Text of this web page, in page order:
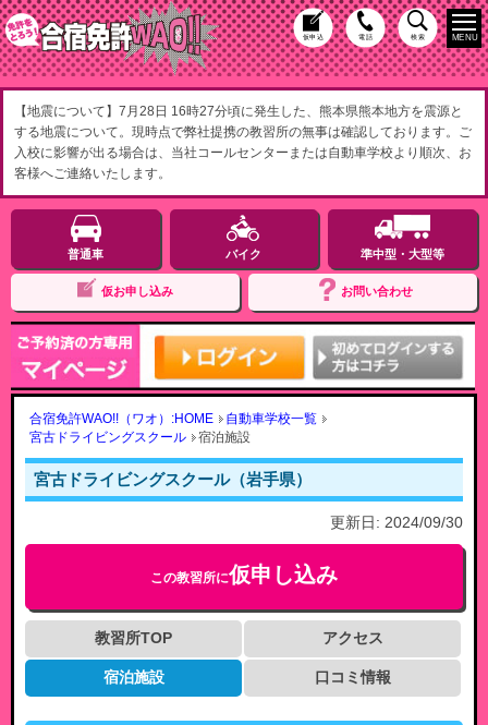
仮申込 電話 検索
【地震について】7月28日 16時27分頃に発生した、熊本県熊本地方を震源と
する地震について。現時点で弊社提携の教習所の無事は確認しております。ご
入校に影響が出る場合は、当社コールセンターまたは自動車学校より順次、お
客様へご連絡いたします。
普通車 バイク 準中型・大型等
仮お申し込み お問い合わせ
MENU
合宿免許WAO!!（ワオ）:HOME
自動車学校一覧
宮古ドライビングスクール
宿泊施設
宮古ドライビングスクール（岩手県）
更新日: 2024/09/30
この教習所に仮申し込み
教習所TOP アクセス
宿泊施設 口コミ情報